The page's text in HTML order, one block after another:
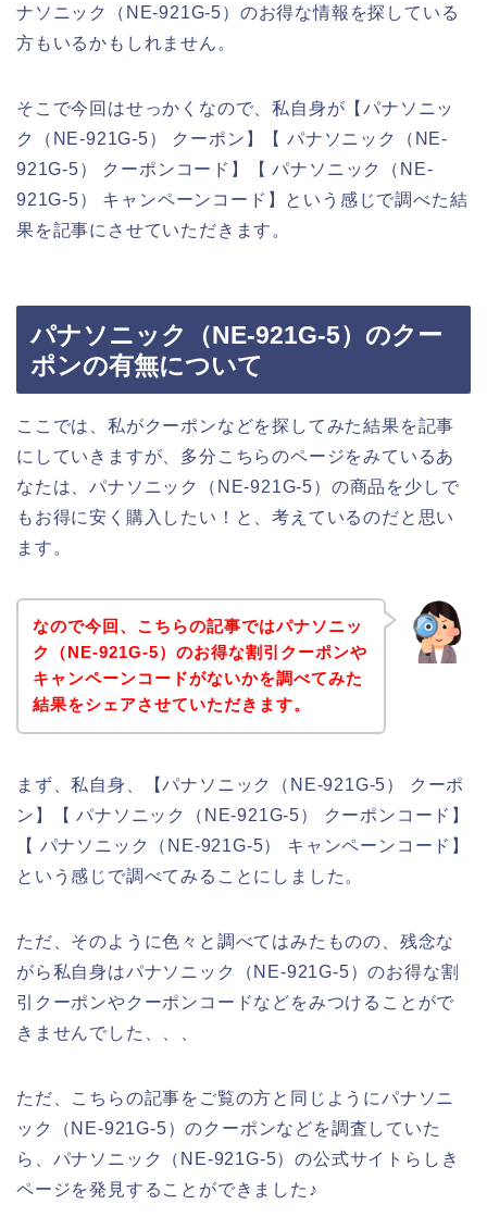
ナソニック（NE-921G-5）のお得な情報を探している
方もいるかもしれません。
そこで今回はせっかくなので、私自身が【パナソニッ
ク（NE-921G-5） クーポン】【 パナソニック（NE-
921G-5） クーポンコード】【 パナソニック（NE-
921G-5） キャンペーンコード】という感じで調べた結
果を記事にさせていただきます。
パナソニック（NE-921G-5）のクー
ポンの有無について
ここでは、私がクーポンなどを探してみた結果を記事
にしていきますが、多分こちらのページをみているあ
なたは、パナソニック（NE-921G-5）の商品を少しで
もお得に安く購入したい！と、考えているのだと思い
ます。
なので今回、こちらの記事ではパナソニッ
ク（NE-921G-5）のお得な割引クーポンや
キャンペーンコードがないかを調べてみた
結果をシェアさせていただきます。
まず、私自身、【パナソニック（NE-921G-5） クーポ
ン】【 パナソニック（NE-921G-5） クーポンコード】
【 パナソニック（NE-921G-5） キャンペーンコード】
という感じで調べてみることにしました。
ただ、そのように色々と調べてはみたものの、残念な
がら私自身はパナソニック（NE-921G-5）のお得な割
引クーポンやクーポンコードなどをみつけることがで
きませんでした、、、
ただ、こちらの記事をご覧の方と同じようにパナソニ
ック（NE-921G-5）のクーポンなどを調査していた
ら、パナソニック（NE-921G-5）の公式サイトらしき
ページを発見することができました♪